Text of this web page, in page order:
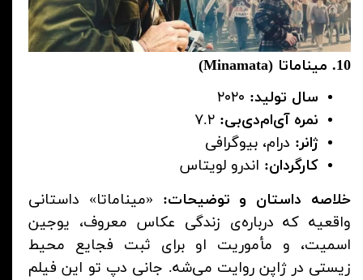
10. میناماتا (Minamata)
سال تولید:
نمره آی‌ام‌دی‌بی:
ژانر: درام، بیوگرافی
کارگردان: اندرو لویتاس
خلاصه داستان و توضیحات: «میناماتا» داستانی
واقعیه که درباره‌ی زندگی عکاس معروف، یوجین
اسمیت، و مأموریت او برای ثبت فجایع محیط
زیستی در ژاپن روایت می‌شه. جانی دپ تو این فیلم